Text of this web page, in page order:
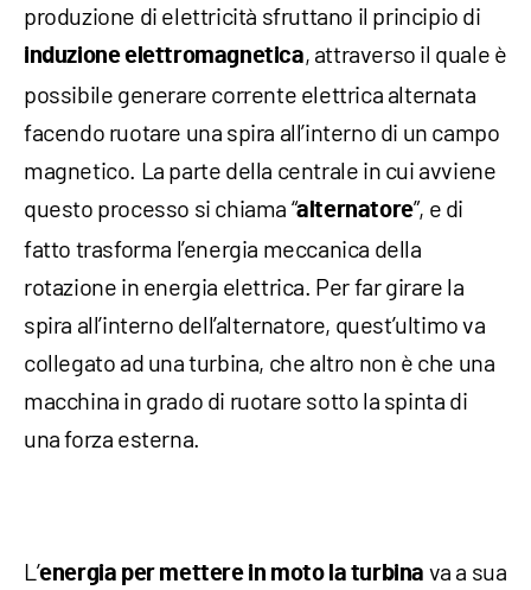
produzione di elettricità sfruttano il principio di
induzione elettromagnetica, attraverso il quale è
possibile generare corrente elettrica alternata
facendo ruotare una spira all’interno di un campo
magnetico. La parte della centrale in cui avviene
questo processo si chiama “alternatore”, e di
fatto trasforma l’energia meccanica della
rotazione in energia elettrica. Per far girare la
spira all’interno dell’alternatore, quest’ultimo va
collegato ad una turbina, che altro non è che una
macchina in grado di ruotare sotto la spinta di
una forza esterna.
L’energia per mettere in moto la turbina va a sua